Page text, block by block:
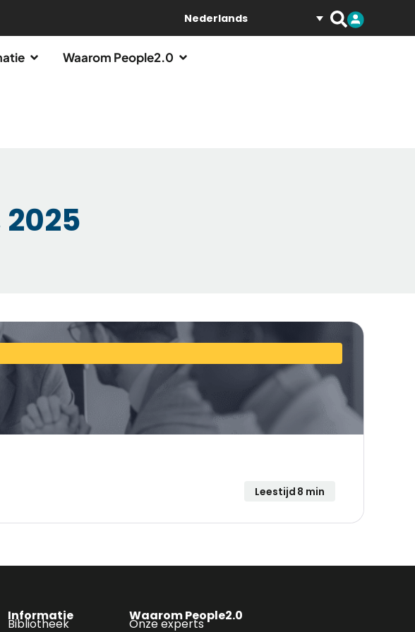
Nederlands
Waarom People2.0
Leestijd 8 min
Informatie
Bibliotheek
Waarom People2.0
Onze experts